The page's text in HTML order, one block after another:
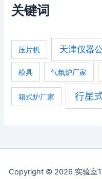
关键词
压片机 天津仪器
模具 气氛炉厂家
箱式炉厂家 行星
Copyright © 2026 实验室